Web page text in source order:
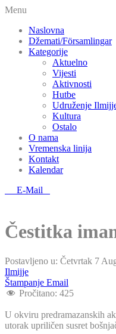
Menu
Naslovna
Džemati/Församlingar
Kategorije
Aktuelno
Vijesti
Aktivnosti
Hutbe
Udruženje
Kultura
Ostalo
O nama
Vremenska linija
Kontakt
Kalendar
E-Mail
Čestitka
Postavljeno u: Četvrtak 7
Ilmijje
Štampanje Email
Pročitano: 425
U okviru predramazanskih
utorak upriličen susret